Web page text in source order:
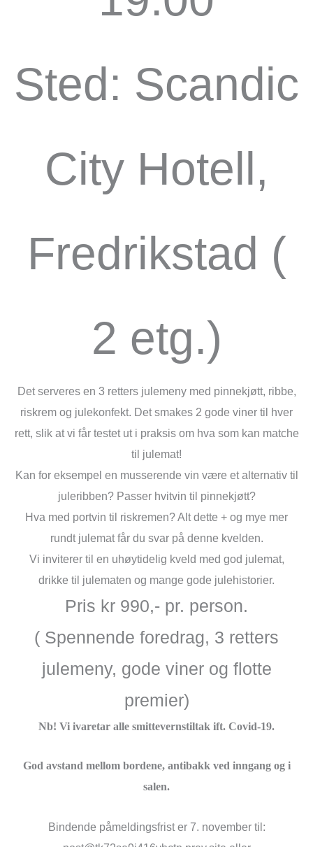
Sted: Scandic
City Hotell,
Fredrikstad (
2 etg.)
Det serveres en 3 retters julemeny med pinnekjøtt, ribbe,
riskrem og julekonfekt. Det smakes 2 gode viner til hver
rett, slik at vi får testet ut i praksis om hva som kan matche
til julemat!
Kan for eksempel en musserende vin være et alternativ til
juleribben? Passer hvitvin til pinnekjøtt?
Hva med portvin til riskremen? Alt dette + og mye mer
rundt julemat får du svar på denne kvelden.
Vi inviterer til en uhøytidelig kveld med god julemat,
drikke til julematen og mange gode julehistorier.
Pris kr 990,- pr. person.
( Spennende foredrag, 3 retters
julemeny, gode viner og flotte
premier)
Nb! Vi ivaretar alle smittevernstiltak ift. Covid-19.
God avstand mellom bordene, antibakk ved inngang og i
salen.
Bindende påmeldingsfrist er 7. november til: